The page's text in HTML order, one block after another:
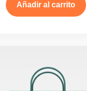
Añadir al carrito